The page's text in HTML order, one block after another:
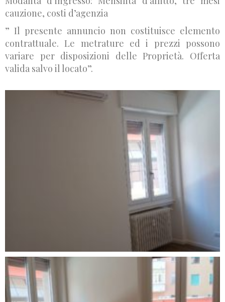
cauzione, costi d’agenzia
” Il presente annuncio non costituisce elemento
contrattuale. Le metrature ed i prezzi possono
variare per disposizioni delle Proprietà. Offerta
valida salvo il locato”.